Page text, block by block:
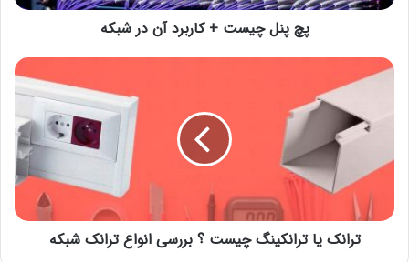
پچ پنل چیست + کاربرد آن در شبکه
ترانک یا ترانکینگ چیست ؟ بررسی انواع ترانک شبکه